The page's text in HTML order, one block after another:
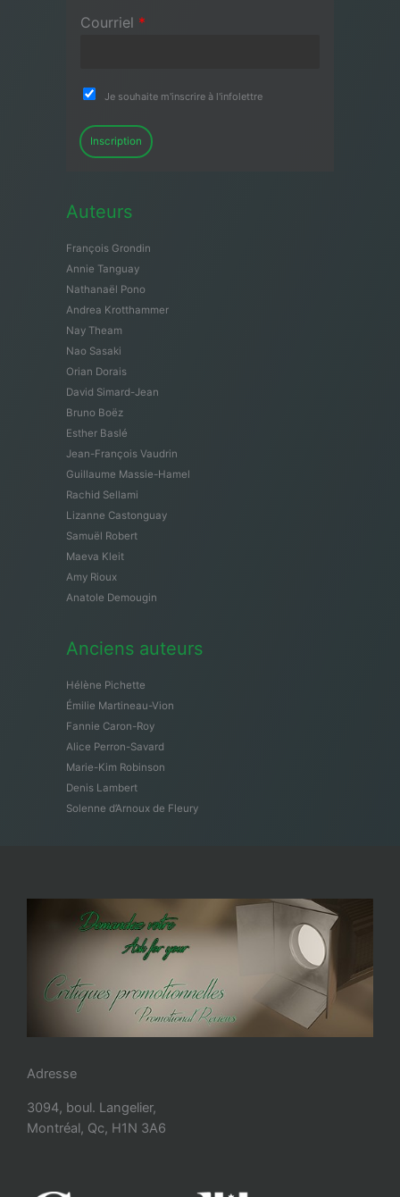
Courriel *
Je souhaite m'inscrire à l'infolettre
Inscription
Auteurs
François Grondin
Annie Tanguay
Nathanaël Pono
Andrea Krotthammer
Nay Theam
Nao Sasaki
Orian Dorais
David Simard-Jean
Bruno Boëz
Esther Baslé
Jean-François Vaudrin
Guillaume Massie-Hamel
Rachid Sellami
Lizanne Castonguay
Samuël Robert
Maeva Kleit
Amy Rioux
Anatole Demougin
Anciens auteurs
Hélène Pichette
Émilie Martineau-Vion
Fannie Caron-Roy
Alice Perron-Savard
Marie-Kim Robinson
Denis Lambert
Solenne d’Arnoux de Fleury
Adresse
3094, boul. Langelier,
Montréal, Qc, H1N 3A6